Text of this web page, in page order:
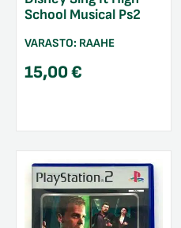
School Musical Ps2
VARASTO: RAAHE
15,00€